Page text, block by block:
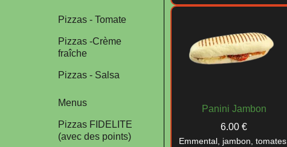
Pizzas - Tomate
Pizzas -Crème
fraîche
Pizzas - Salsa
Menus
Pizzas FIDELITE
(avec des points)
6.00 €
Panini Jambon
Emmental, jambon, tomates.